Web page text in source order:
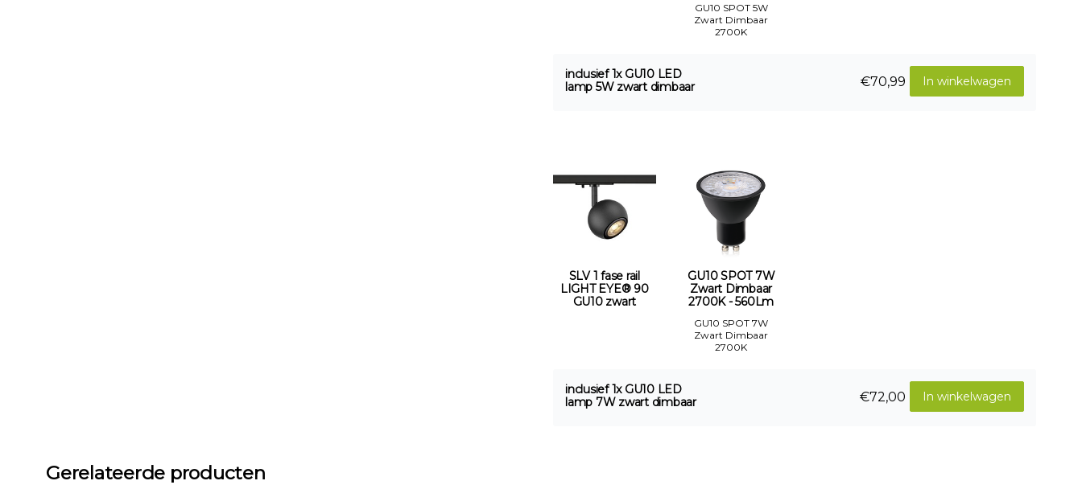
GU10 SPOT 5W
Zwart Dimbaar
2700K
inclusief 1x GU10 LED
lamp 5W zwart dimbaar
In winkelwagen
€70,99
SLV 1 fase rail
LIGHT EYE® 90
GU10 zwart
GU10 SPOT 7W
Zwart Dimbaar
2700K - 560Lm
GU10 SPOT 7W
Zwart Dimbaar
2700K
inclusief 1x GU10 LED
lamp 7W zwart dimbaar
In winkelwagen
€72,00
Gerelateerde producten